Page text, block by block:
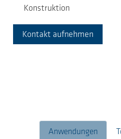
Konstruktion
Kontakt aufnehmen
Anwendungen